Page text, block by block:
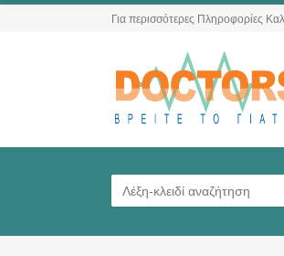
Για περισσότερες Πληροφορίες